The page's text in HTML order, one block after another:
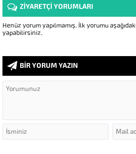
ZİYARETÇİ YORUMLARI
Henüz yorum yapılmamış. İlk yorumu
yapabilirsiniz.
BİR YORUM YAZIN